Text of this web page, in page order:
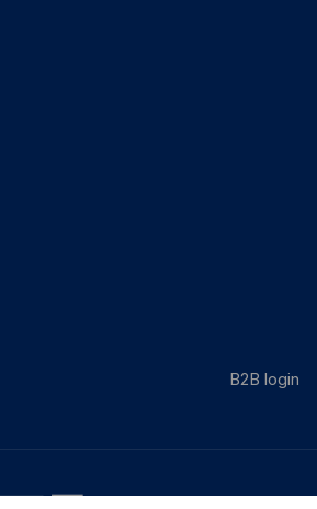
B2B login